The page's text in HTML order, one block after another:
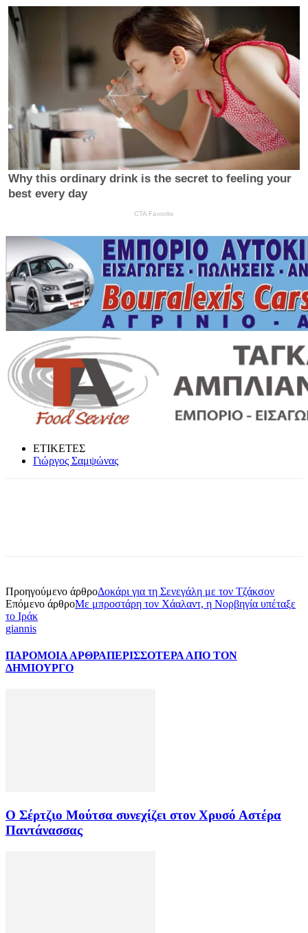
ΕΤΙΚΕΤΕΣ
Γιώργος Σαμψώνας
Προηγούμενο άρθροΔοκάρι για τη Σενεγάλη με τον Τζάκσον
Επόμενο άρθροΜε μπροστάρη τον Χάαλαντ, η Νορβηγία υπέταξε
το Ιράκ
giannis
ΠΑΡΟΜΟΙΑ ΑΡΘΡΑΠΕΡΙΣΣΟΤΕΡΑ ΑΠΟ ΤΟΝ
ΔΗΜΙΟΥΡΓΟ
Ο Σέρτζιο Μούτσα συνεχίζει στον Χρυσό Αστέρα
Παντάνασσας